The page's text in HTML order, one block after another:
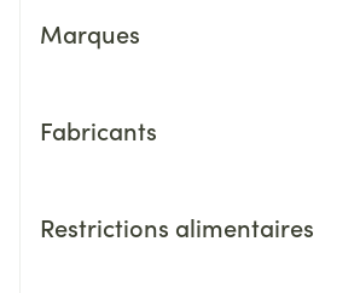
Marques
Fabricants
Restrictions alimentaires